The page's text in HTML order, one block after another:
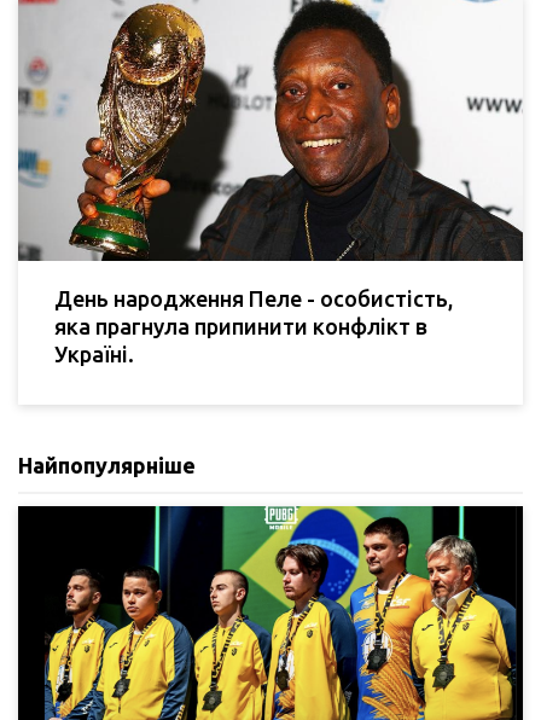
День народження Пеле - особистість,
яка прагнула припинити конфлікт в
Україні.
Найпопулярніше